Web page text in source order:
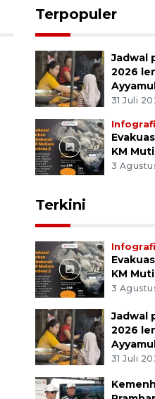
Terpopuler
Jadwal
2026
31 Juli
KM
3
Terkini
KM
3
Jadwal
2026
31 Juli